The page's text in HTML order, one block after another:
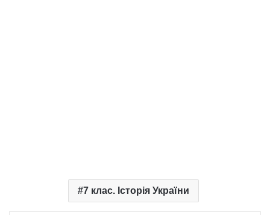
7 клас. Історія України